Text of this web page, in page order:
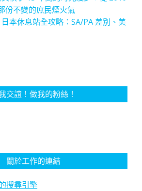
份不變的庶民煙火氣
本休息站全攻略：SA/PA 差別、美
交誼！做我的粉絲！
關於工作的連結
搜尋引擎